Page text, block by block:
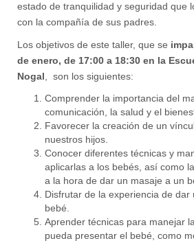
estado de tranquilidad y seguridad que
con la compañía de sus padres.
Los objetivos de este taller, que se
de enero, de 17:00 a 18:30 en la
Nogal , son los siguientes:
Comprender la importancia del
comunicación, la salud y el
Favorecer la creación de un
nuestros hijos.
Conocer diferentes técnicas y
aplicarlas a los bebés, así como
a la hora de dar un masaje a un
Disfrutar de la experiencia de
bebé.
Aprender técnicas para manejar
pueda presentar el bebé, como